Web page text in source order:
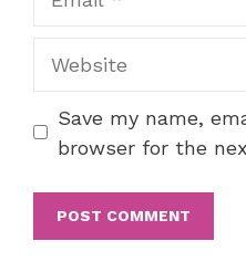
Save my name,
browser for the